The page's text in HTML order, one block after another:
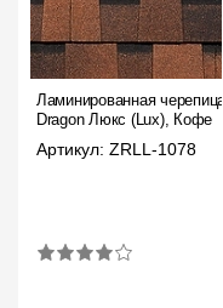
Ламинированная черепица
Dragon Люкс (Lux), Кофе
Артикул: ZRLL-1078